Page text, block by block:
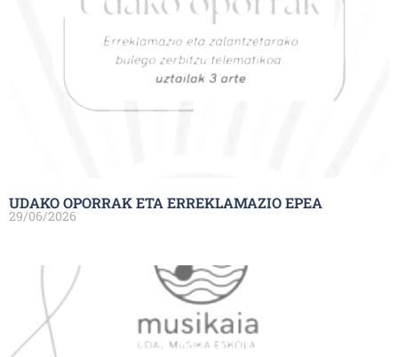
UDAKO OPORRAK ETA ERREKLAMAZIO EPEA
29/06/2026